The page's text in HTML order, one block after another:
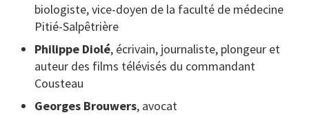
biologiste, vice-doyen de la faculté de médecine
Pitié-Salpêtrière
Philippe Diolé, écrivain, journaliste, plongeur et
auteur des films télévisés du commandant
Cousteau
Georges Brouwers, avocat